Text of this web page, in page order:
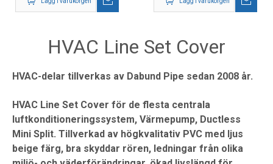
HVAC Line Set Cover
HVAC-delar tillverkas av Dabund Pipe sedan 2008 år.
HVAC Line Set Cover för de flesta centrala
luftkonditioneringssystem, Värmepump, Ductless
Mini Split. Tillverkad av högkvalitativ PVC med ljus
beige färg, bra skyddar rören, ledningar från olika